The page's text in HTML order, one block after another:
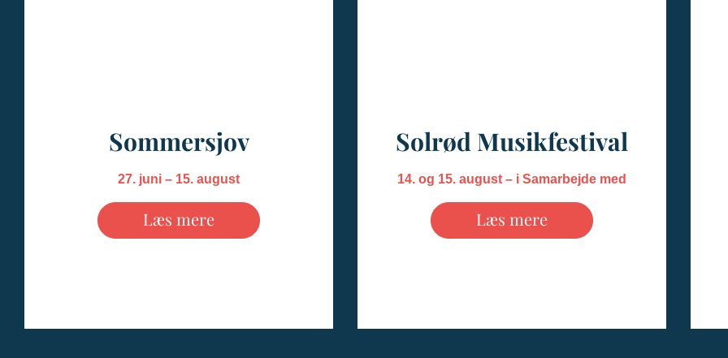
Sommersjov
27. juni – 15. august
Læs mere
Solrød Musikfestival
14. og 15. august – i Samarbejde med
Læs mere